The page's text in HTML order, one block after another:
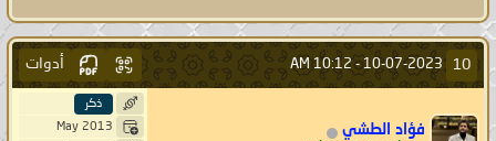
10
10-07-2023 -
10:12 AM أدوات
فؤاد الطشي
ذكر
May 2013